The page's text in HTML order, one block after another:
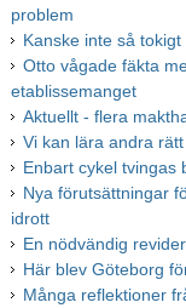
problem
Kanske inte så
Otto vågade fäkta
etablissemanget
Aktuellt - flera
Vi kan lära andra
Enbart cykel tvingas
Nya förutsättningar
idrott
En nödvändig
Här blev Göteborg
Många reflektioner